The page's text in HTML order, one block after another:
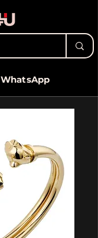
WhatsApp